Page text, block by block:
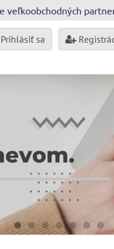
veľkoobchodných
sa